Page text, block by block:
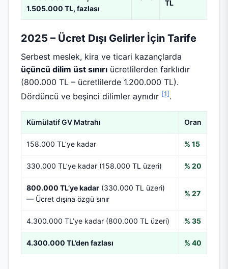
1.505.000 TL, fazlası
TL
2025 – Ücret Dışı Gelirler İçin Tarife
Serbest meslek, kira ve ticari kazançlarda
üçüncü dilim üst sınırı ücretlilerden farklıdır
(800.000 TL – ücretlilerde 1.200.000 TL).
Dördüncü ve beşinci dilimler aynıdır [1] .
Kümülatif GV Matrahı Oran
158.000 TL’ye kadar % 15
330.000 TL’ye kadar (158.000 TL üzeri) % 20
800.000 TL’ye kadar (330.000 TL üzeri)
— Ücret dışına özgü sınır
% 27
4.300.000 TL’ye kadar (800.000 TL üzeri) % 35
4.300.000 TL’den fazlası % 40